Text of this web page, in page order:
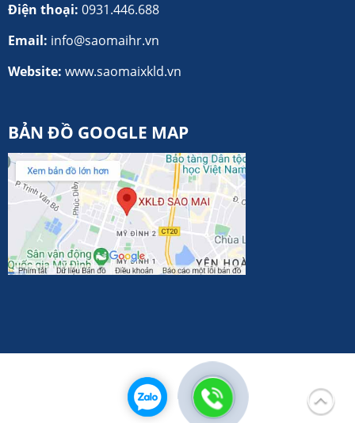
Điện thoại: 0931.446.688
Email: info@saomaihr.vn
Website: www.saomaixkld.vn
BẢN ĐỒ GOOGLE MAP